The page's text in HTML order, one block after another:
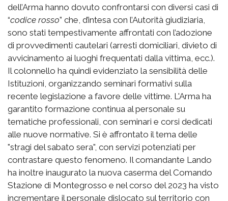
dell’Arma hanno dovuto confrontarsi con diversi casi di
“codice rosso” che, d’intesa con l’Autorità giudiziaria,
sono stati tempestivamente affrontati con l’adozione
di provvedimenti cautelari (arresti domiciliari, divieto di
avvicinamento ai luoghi frequentati dalla vittima, ecc.).
Il colonnello ha quindi evidenziato la sensibilità delle
Istituzioni, organizzando seminari formativi sulla
recente legislazione a favore delle vittime. L'Arma ha
garantito formazione continua al personale su
tematiche professionali, con seminari e corsi dedicati
alle nuove normative. Si è affrontato il tema delle
"stragi del sabato sera", con servizi potenziati per
contrastare questo fenomeno. Il comandante Lando
ha inoltre inaugurato la nuova caserma del Comando
Stazione di Montegrosso e nel corso del 2023 ha visto
incrementare il personale dislocato sul territorio con